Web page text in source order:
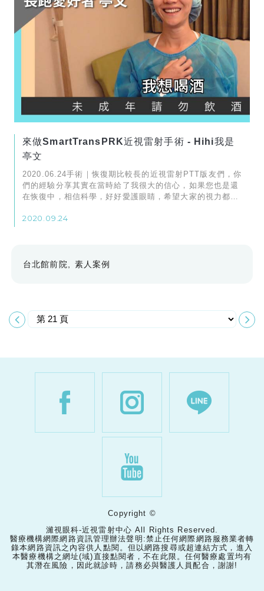
來做SmartTransPRK近視雷射手術 - Hihi我是
亭文
2020.06.24手術｜恢復期比較長的近視雷射PTT版友們，你
們的經驗分享其實在當時給了我很大的信心，如果您也是還
在恢復中，相信科學，好好愛護眼睛，希望大家的視力都恢
2020.09.24
台北館前院 素人案例
Copyright ©
濰視眼科-近視雷射中心 All Rights Reserved.
醫療機構網際網路資訊管理辦法聲明:禁止任何網際網路服務業者轉
錄本網路資訊之內容供人點閱。但以網路搜尋或超連結方式，進入
本醫療機構之網址(域)直接點閱者，不在此限。任何醫療處置均有
其潛在風險，因此就診時，請務必與醫護人員配合，謝謝!